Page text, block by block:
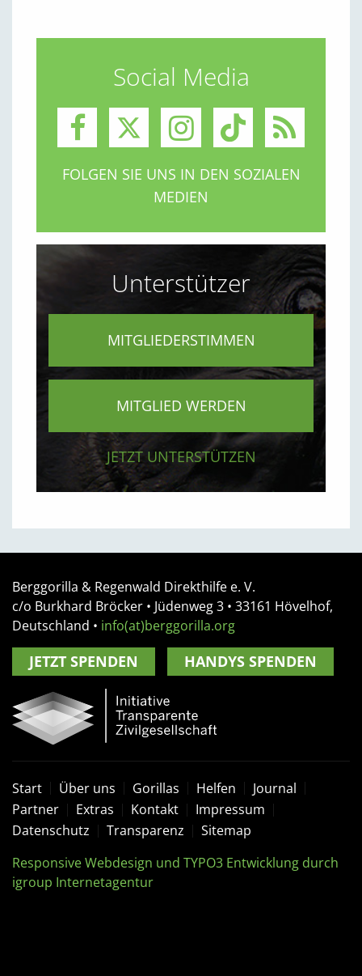
Social Media
FOLGEN SIE UNS IN DEN SOZIALEN
MEDIEN
Unterstützer
MITGLIEDERSTIMMEN
MITGLIED WERDEN
JETZT UNTERSTÜTZEN
Berggorilla & Regenwald Direkthilfe e. V.
c/o Burkhard Bröcker • Jüdenweg 3 • 33161 Hövelhof,
Deutschland • info(at)berggorilla.org
JETZT SPENDEN HANDYS SPENDEN
Start Über uns Gorillas Helfen
Journal
Partner
Extras Kontakt
Impressum
Datenschutz
Transparenz
Sitemap
Responsive Webdesign und TYPO3 Entwicklung durch
igroup Internetagentur